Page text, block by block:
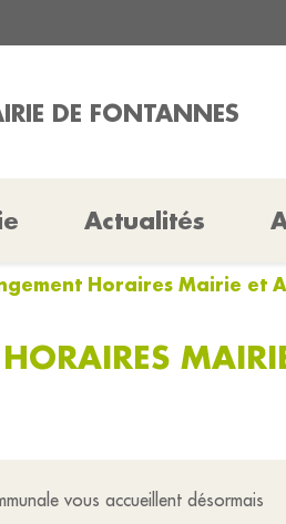
DE FONTANNES
Actualités
Horaires Mairie et
vous accueillent désormais